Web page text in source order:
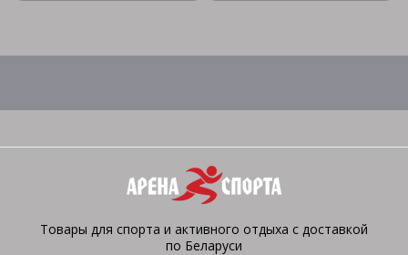
Товары для спорта и активного отдыха с доставкой
по Беларуси